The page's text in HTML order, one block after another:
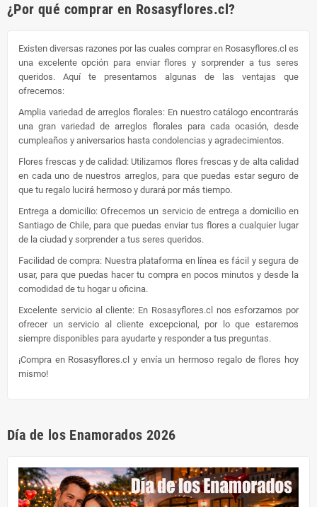
¿Por qué comprar en Rosasyflores.cl?
Existen diversas razones por las cuales comprar en Rosasyflores.cl es
una excelente opción para enviar flores y sorprender a tus seres
queridos. Aquí te presentamos algunas de las ventajas que
ofrecemos:
Amplia variedad de arreglos florales: En nuestro catálogo encontrarás
una gran variedad de arreglos florales para cada ocasión, desde
cumpleaños y aniversarios hasta condolencias y agradecimientos.
Flores frescas y de calidad: Utilizamos flores frescas y de alta calidad
en cada uno de nuestros arreglos, para que puedas estar seguro de
que tu regalo lucirá hermoso y durará por más tiempo.
Entrega a domicilio: Ofrecemos un servicio de entrega a domicilio en
Santiago de Chile, para que puedas enviar tus flores a cualquier lugar
de la ciudad y sorprender a tus seres queridos.
Facilidad de compra: Nuestra plataforma en línea es fácil y segura de
usar, para que puedas hacer tu compra en pocos minutos y desde la
comodidad de tu hogar u oficina.
Excelente servicio al cliente: En Rosasyflores.cl nos esforzamos por
ofrecer un servicio al cliente excepcional, por lo que estaremos
siempre disponibles para ayudarte y responder a tus preguntas.
¡Compra en Rosasyflores.cl y envía un hermoso regalo de flores hoy
mismo!
Día de los Enamorados 2026